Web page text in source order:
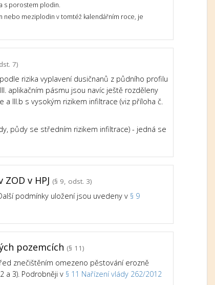
s porostem plodin.
meziplodin v tomtéž kalendářním roce, je
7)
rizika vyplavení dusičnanů z půdního profilu
aplikačním pásmu jsou navíc ještě rozděleny
III.b s vysokým rizikem infiltrace (viz příloha č.
půdy se středním rizikem infiltrace) - jedná se
v HPJ (§ 9, odst. 3)
podmínky uložení jsou uvedeny v § 9
pozemcích (§ 11)
znečištěním omezeno pěstování erozně
a 3). Podrobněji v § 11 Nařízení vlády 262/2012